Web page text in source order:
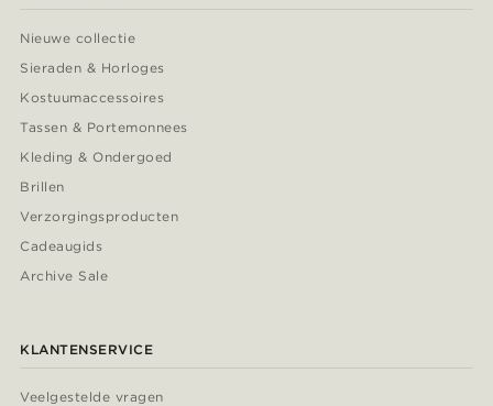
Nieuwe collectie
Sieraden & Horloges
Kostuumaccessoires
Tassen & Portemonnees
Kleding & Ondergoed
Brillen
Verzorgingsproducten
Cadeaugids
Archive Sale
KLANTENSERVICE
Veelgestelde vragen